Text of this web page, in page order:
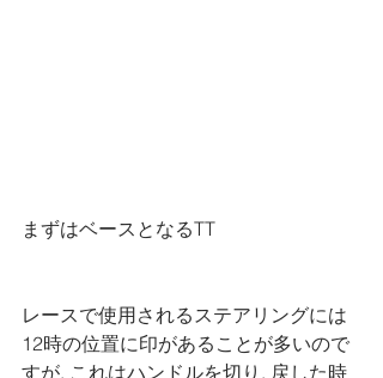
まずはベースとなるTT
レースで使用されるステアリングには
12時の位置に印があることが多いので
すが, これはハンドルを切り, 戻した時